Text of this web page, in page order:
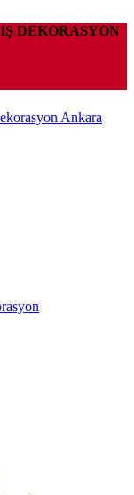
DEKORASYON